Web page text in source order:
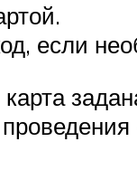
если